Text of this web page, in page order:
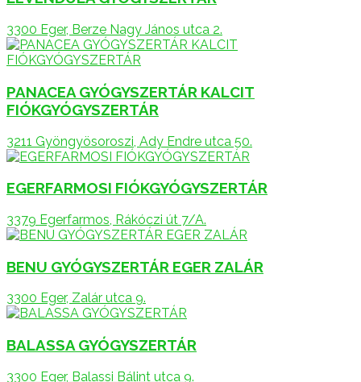
3300 Eger, Berze Nagy János utca 2.
PANACEA GYÓGYSZERTÁR KALCIT
FIÓKGYÓGYSZERTÁR
3211 Gyöngyösoroszi, Ady Endre utca 50.
EGERFARMOSI FIÓKGYÓGYSZERTÁR
3379 Egerfarmos, Rákóczi út 7/A.
BENU GYÓGYSZERTÁR EGER ZALÁR
3300 Eger, Zalár utca 9.
BALASSA GYÓGYSZERTÁR
3300 Eger, Balassi Bálint utca 9.